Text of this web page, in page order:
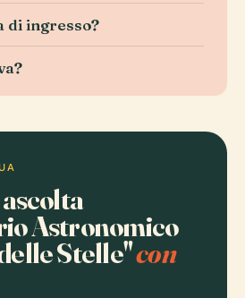
di ingresso?
Astronomico
Stelle"con